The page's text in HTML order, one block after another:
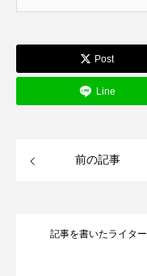
Post
Line
前の記事
記事を書いたライター